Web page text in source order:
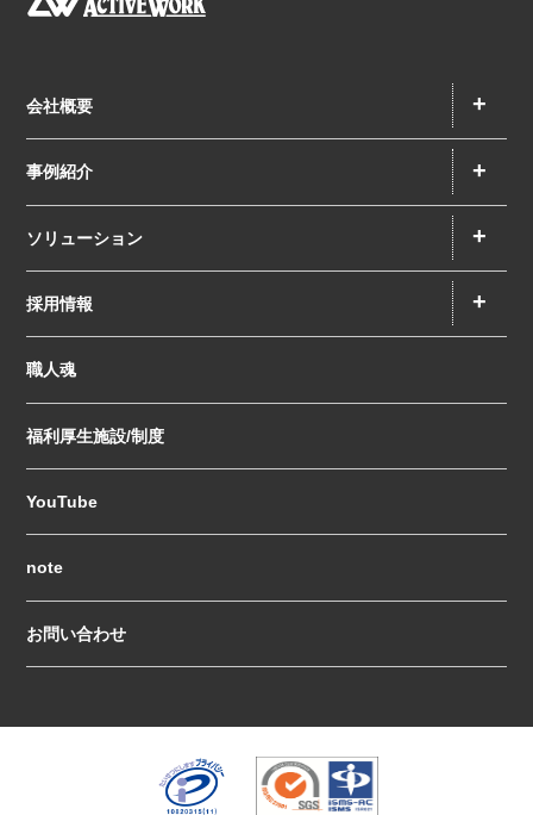
会社概要 +
事例紹介 +
ソリューション +
採用情報 +
職人魂
福利厚生施設/制度
YouTube
note
お問い合わせ